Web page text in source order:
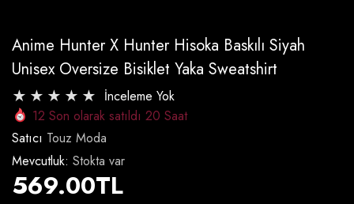
Anime Hunter X Hunter Hisoka Baskılı Siyah
Unisex Oversize Bisiklet Yaka Sweatshirt
İnceleme Yok
12 Son olarak satıldı 20 Saat
Satıcı Touz Moda
Mevcutluk: Stokta var
569.00TL